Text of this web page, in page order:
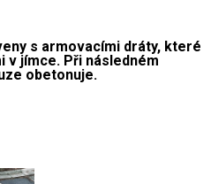
s armovacími dráty, které
v jímce. Při následném
obetonuje.